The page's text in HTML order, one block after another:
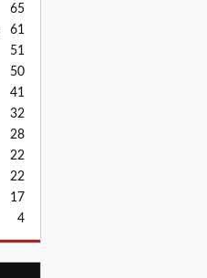
65
61
51
50
41
32
28
22
22
17
4